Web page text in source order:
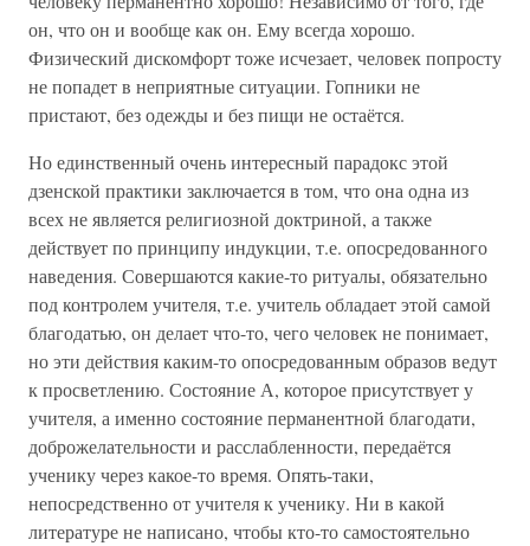
он, что он и вообще как он. Ему всегда хорошо.
Физический дискомфорт тоже исчезает, человек попросту
не попадет в неприятные ситуации. Гопники не
пристают, без одежды и без пищи не остаётся.
Но единственный очень интересный парадокс этой
дзенской практики заключается в том, что она одна из
всех не является религиозной доктриной, а также
действует по принципу индукции, т.е. опосредованного
наведения. Совершаются какие-то ритуалы, обязательно
под контролем учителя, т.е. учитель обладает этой самой
благодатью, он делает что-то, чего человек не понимает,
но эти действия каким-то опосредованным образов ведут
к просветлению. Состояние А, которое присутствует у
учителя, а именно состояние перманентной благодати,
доброжелательности и расслабленности, передаётся
ученику через какое-то время. Опять-таки,
непосредственно от учителя к ученику. Ни в какой
литературе не написано, чтобы кто-то самостоятельно